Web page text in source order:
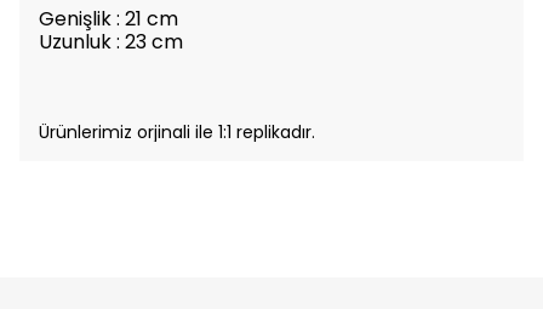
Genişlik : 21 cm
Uzunluk : 23 cm
Ürünlerimiz orjinali ile 1:1 replikadır.